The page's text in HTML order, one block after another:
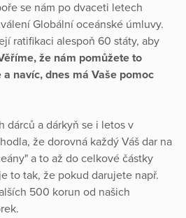
se nám po dvaceti letech
Globální oceánské úmluvy.
ratifikaci alespoň 60 státy, aby
že nám pomůžete to
navíc, dnes má Vaše pomoc
dárců a dárkyň se i letos v
že dorovná každý Váš dar na
a to až do celkové částky
to tak, že pokud darujete např.
500 korun od našich